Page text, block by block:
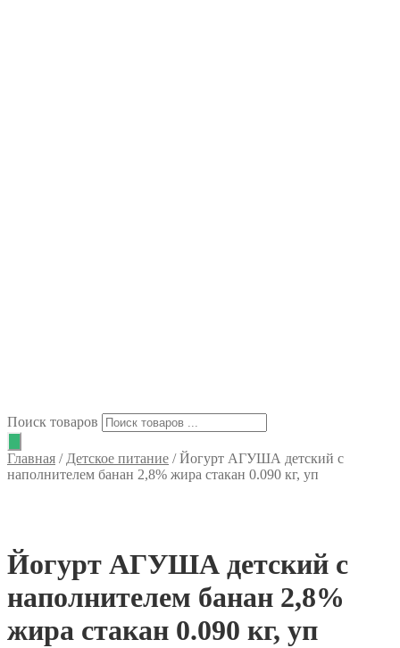
Поиск товаров
Главная / Детское питание /Йогурт АГУША детский с
наполнителем банан 2,8% жира стакан 0.090 кг, уп
Йогурт АГУША детский с
наполнителем банан 2,8%
жира стакан 0.090 кг, уп